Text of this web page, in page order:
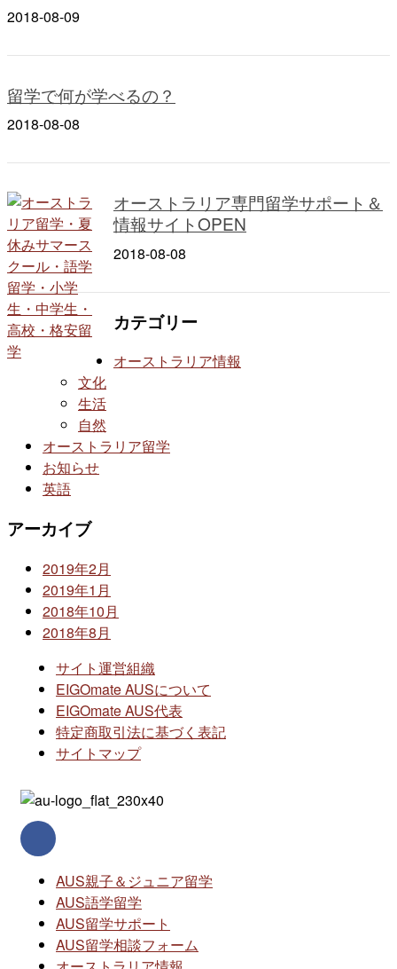
2018-08-09
留学で何が学べるの？
2018-08-08
オーストラリア専門留学サポート＆
情報サイトOPEN
2018-08-08
カテゴリー
オーストラリア情報
文化
生活
自然
オーストラリア留学
お知らせ
英語
アーカイブ
2019年2月
2019年1月
2018年10月
2018年8月
サイト運営組織
EIGOmate AUSについて
EIGOmate AUS代表
特定商取引法に基づく表記
サイトマップ
AUS親子＆ジュニア留学
AUS語学留学
AUS留学サポート
AUS留学相談フォーム